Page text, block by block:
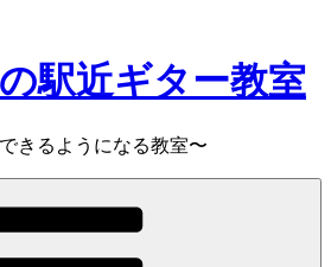
駅近ギター教室
きるようになる教室〜